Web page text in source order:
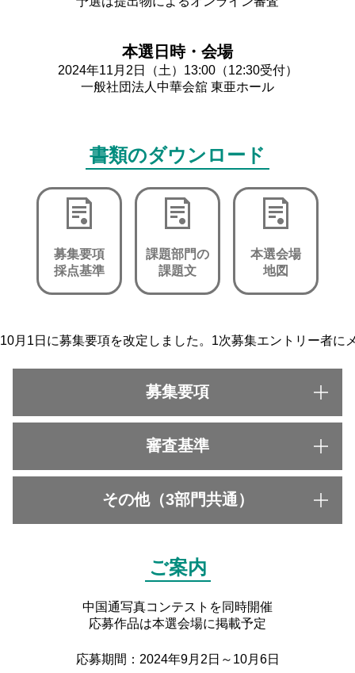
本選日時・会場
2024年11月2日（土）13:00（12:30受付）
一般社団法人中華会舘 東亜ホール
書類のダウンロード
募集要項
採点基準
課題部門の
課題文
本選会場
地図
10月1日に募集要項を改定しました。1次募集エントリー者に
募集要項
参加資格（共通）
・両親のいずれかの母国語（※1）が中国語でない方
※1 母国語とはそのものの生活環境において使用されている言語（最初に身についた言語）
課題朗読部門（入門の部）
・2024年4月以降に中国語学習を始めた中学生・高校生
本選の内容
審査基準
評価基準の用語（共通）
単語、文章の区切り方など、文章全体の聞き取り易さを評価します。
個々の発音
その他（3部門共通）
発表方法
動画を開始して、一礼後に中国語でご自身の名前と発表する文章のタイトル
礼をして動画を停止してください。
ご案内
中国通写真コンテストを同時開催
応募作品は本選会場に掲載予定
応募期間：2024年9月2日～10月6日